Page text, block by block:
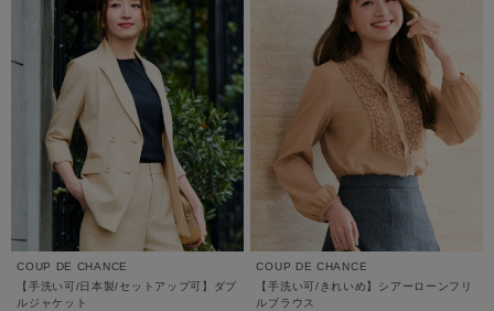
COUP DE CHANCE
【手洗い可/日本製/セットアップ可】ダブ
ルジャケット
COUP DE CHANCE
【手洗い可/きれいめ】シアーローンフリ
ルブラウス